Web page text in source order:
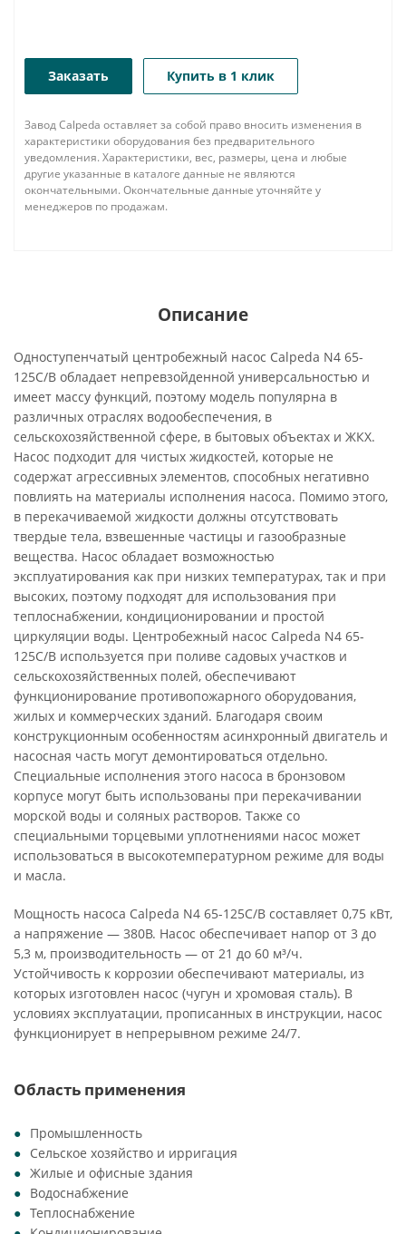
Заказать Купить в 1 клик
Завод Calpeda оставляет за собой право вносить изменения в
характеристики оборудования без предварительного
уведомления. Характеристики, вес, размеры, цена и любые
другие указанные в каталоге данные не являются
окончательными. Окончательные данные уточняйте у
менеджеров по продажам.
Описание
Одноступенчатый центробежный насос Calpeda N4 65-
125C/B обладает непревзойденной универсальностью и
имеет массу функций, поэтому модель популярна в
различных отраслях водообеспечения, в
сельскохозяйственной сфере, в бытовых объектах и ЖКХ.
Насос подходит для чистых жидкостей, которые не
содержат агрессивных элементов, способных негативно
повлиять на материалы исполнения насоса. Помимо этого,
в перекачиваемой жидкости должны отсутствовать
твердые тела, взвешенные частицы и газообразные
вещества. Насос обладает возможностью
эксплуатирования как при низких температурах, так и при
высоких, поэтому подходят для использования при
теплоснабжении, кондиционировании и простой
циркуляции воды. Центробежный насос Calpeda N4 65-
125C/B используется при поливе садовых участков и
сельскохозяйственных полей, обеспечивают
функционирование противопожарного оборудования,
жилых и коммерческих зданий. Благодаря своим
конструкционным особенностям асинхронный двигатель и
насосная часть могут демонтироваться отдельно.
Специальные исполнения этого насоса в бронзовом
корпусе могут быть использованы при перекачивании
морской воды и соляных растворов. Также со
специальными торцевыми уплотнениями насос может
использоваться в высокотемпературном режиме для воды
и масла.
Мощность насоса Calpeda N4 65-125C/B составляет 0,75 кВт,
а напряжение — 380В. Насос обеспечивает напор от 3 до
5,3 м, производительность — от 21 до 60 м³/ч.
Устойчивость к коррозии обеспечивают материалы, из
которых изготовлен насос (чугун и хромовая сталь). В
условиях эксплуатации, прописанных в инструкции, насос
функционирует в непрерывном режиме 24/7.
Область применения
Промышленность
Сельское хозяйство и ирригация
Жилые и офисные здания
Водоснабжение
Теплоснабжение